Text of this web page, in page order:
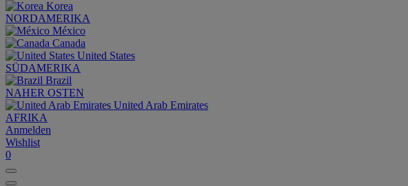
Korea
NORDAMERIKA
México
Canada
United States
SÜDAMERIKA
Brazil
NAHER OSTEN
United Arab Emirates
AFRIKA
Anmelden
Wishlist
0